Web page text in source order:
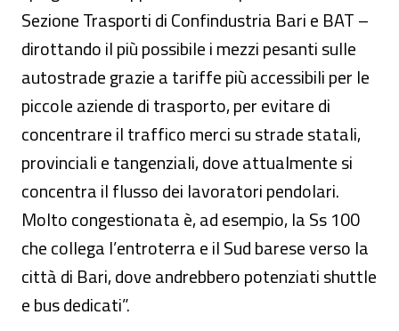
Sezione Trasporti di Confindustria Bari e BAT –
dirottando il più possibile i mezzi pesanti sulle
autostrade grazie a tariffe più accessibili per le
piccole aziende di trasporto, per evitare di
concentrare il traffico merci su strade statali,
provinciali e tangenziali, dove attualmente si
concentra il flusso dei lavoratori pendolari.
Molto congestionata è, ad esempio, la Ss 100
che collega l’entroterra e il Sud barese verso la
città di Bari, dove andrebbero potenziati shuttle
e bus dedicati”.